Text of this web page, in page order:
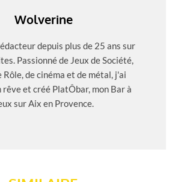
Wolverine
depuis plus de 25 ans sur
Passionné de Jeux de Société,
Rôle, de cinéma et de métal, j'ai
rêve et créé PlatÔbar, mon Bar à
sur Aix en Provence.